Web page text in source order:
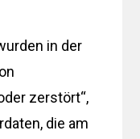
in der
zerstört“,
die am